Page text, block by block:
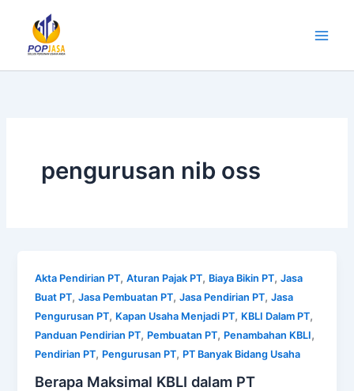
konten
pengurusan nib oss
Akta Pendirian PT,Aturan Pajak PT, Biaya Bikin PT,Jasa
Buat PT,Jasa Pembuatan PT,Jasa Pendirian PT,Jasa
Pengurusan PT, Kapan Usaha Menjadi PT, KBLI Dalam PT,
Panduan Pendirian PT, Pembuatan PT, Penambahan KBLI,
Pendirian PT, Pengurusan PT, PT Banyak Bidang Usaha
Berapa Maksimal KBLI dalam PT